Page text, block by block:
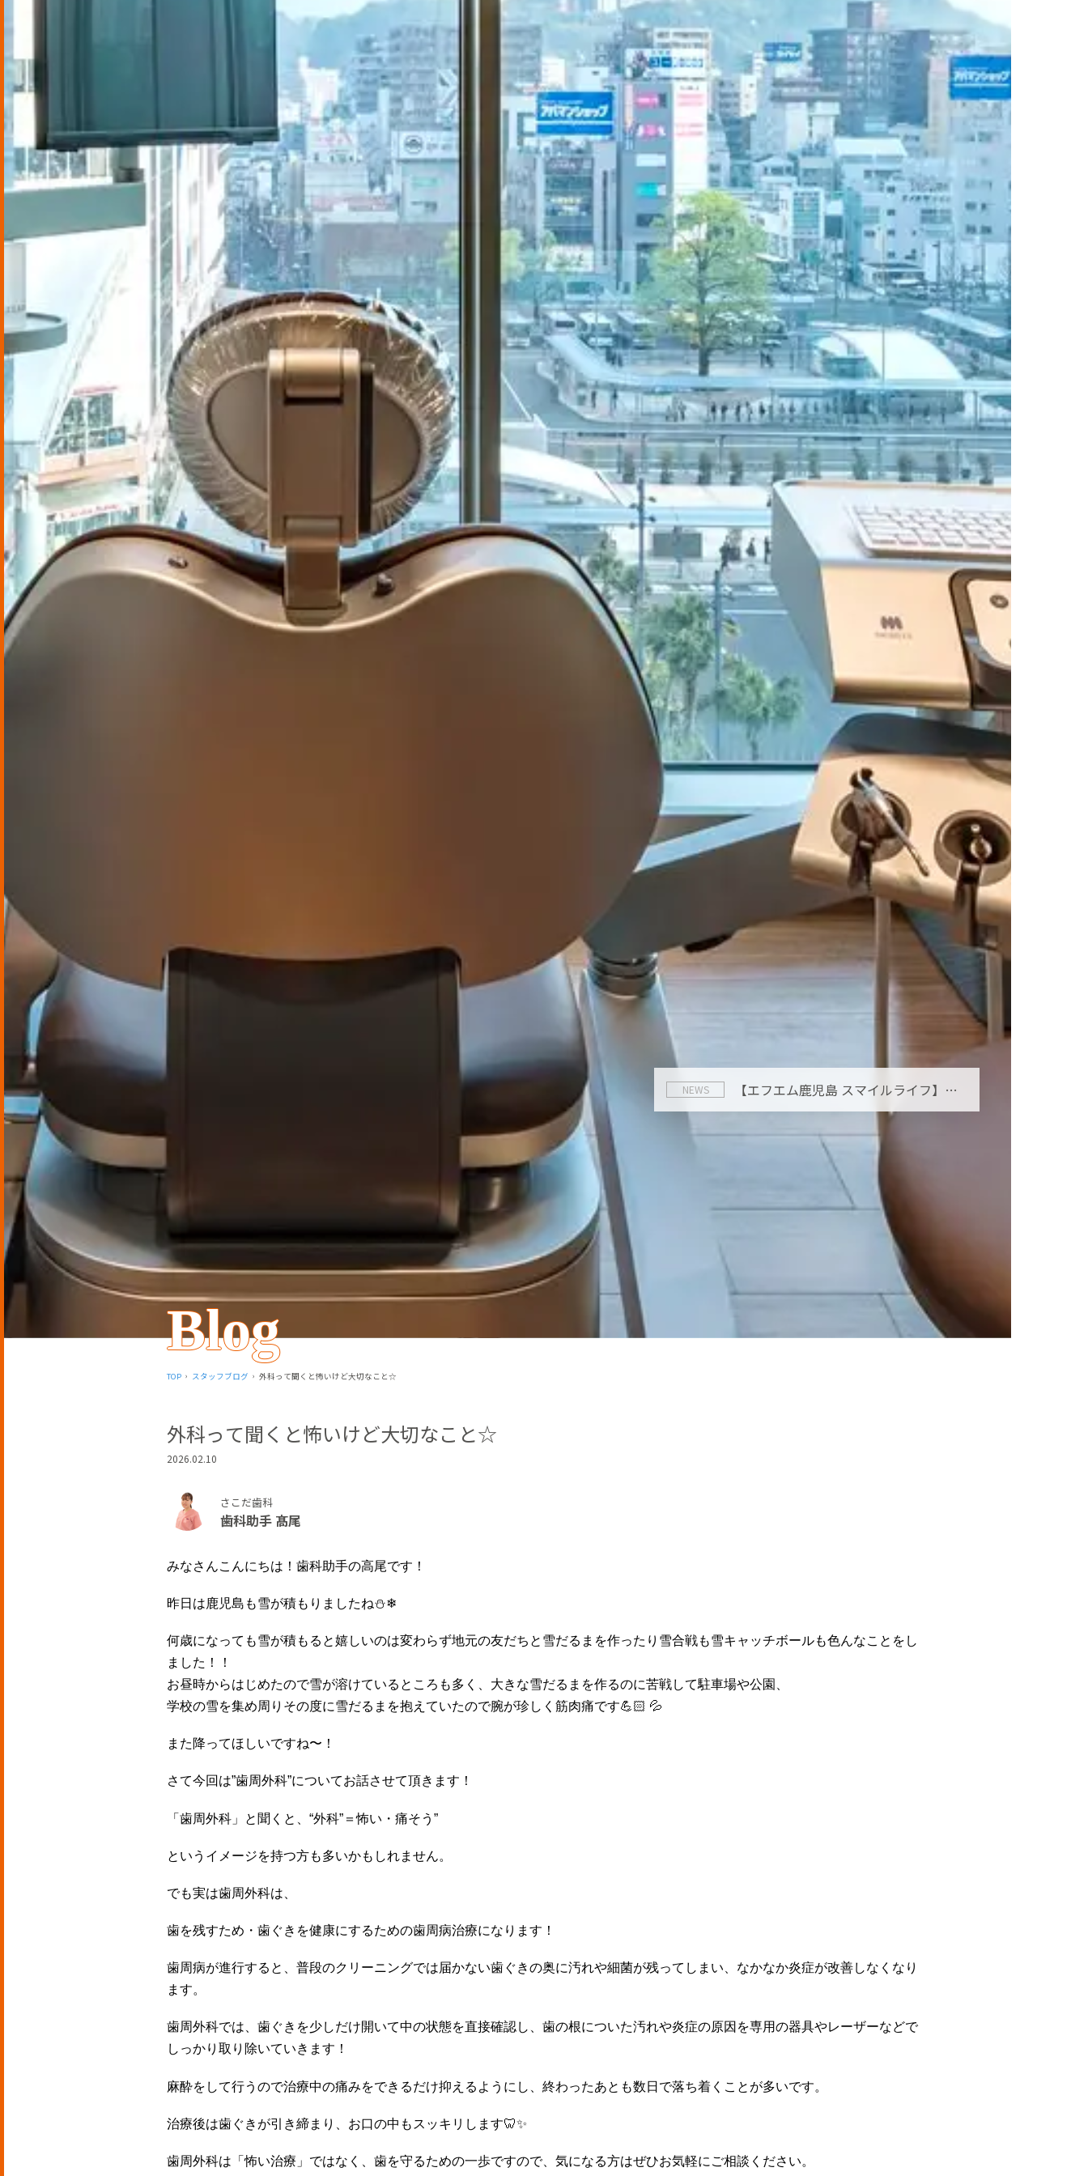
Blog
NEWS 【エフエム鹿児島 スマイルライフ】オーラルフレイルとは？お口の小さな衰えを見逃さないために
TOP スタッフブログ 外科って聞くと怖いけど大切なこと‪☆
外科って聞くと怖いけど大切なこと‪☆
2026.02.10
さこだ歯科
歯科助手 髙尾
みなさんこんにちは！歯科助手の高尾です！
昨日は鹿児島も雪が積もりましたね⛄️❄
何歳になっても雪が積もると嬉しいのは変わらず地元の友だちと雪だるまを作ったり雪合戦も雪キャッチボールも色んなことをし
ました！！
お昼時からはじめたので雪が溶けているところも多く、大きな雪だるまを作るのに苦戦して駐車場や公園、
学校の雪を集め周りその度に雪だるまを抱えていたので腕が珍しく筋肉痛です💪🏻 💦
また降ってほしいですね〜！
さて今回は”歯周外科”についてお話させて頂きます！
「歯周外科」と聞くと、“外科”＝怖い・痛そう”
というイメージを持つ方も多いかもしれません。
でも実は歯周外科は、
歯を残すため・歯ぐきを健康にするための歯周病治療になります！
歯周病が進行すると、普段のクリーニングでは届かない歯ぐきの奥に汚れや細菌が残ってしまい、なかなか炎症が改善しなくなり
ます。
歯周外科では、歯ぐきを少しだけ開いて中の状態を直接確認し、歯の根についた汚れや炎症の原因を専用の器具やレーザーなどで
しっかり取り除いていきます！
麻酔をして行うので治療中の痛みをできるだけ抑えるようにし、終わったあとも数日で落ち着くことが多いです。
治療後は歯ぐきが引き締まり、お口の中もスッキリします🦷✨️
歯周外科は「怖い治療」ではなく、歯を守るための一歩ですので、気になる方はぜひお気軽にご相談ください。